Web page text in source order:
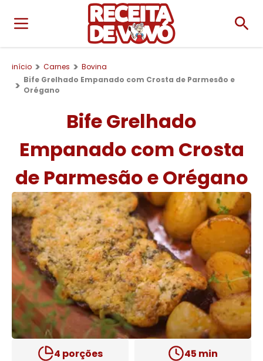
início Carnes
Bovina
Bife Grelhado Empanado com Crosta de Parmesão e
Orégano
Bife Grelhado
Empanado com Crosta
de Parmesão e Orégano
4 porções 45 min